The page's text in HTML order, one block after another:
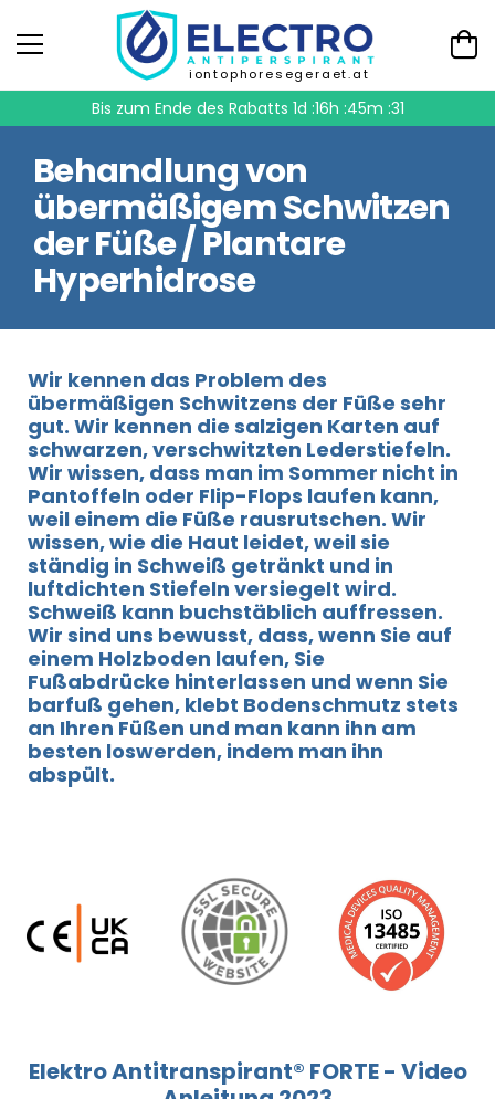
iontophoresegeraet.at
Bis zum Ende des Rabatts 1d :16h :45m :31
Behandlung von
übermäßigem Schwitzen
der Füße / Plantare
Hyperhidrose
Wir kennen das Problem des
übermäßigen Schwitzens der Füße sehr
gut. Wir kennen die salzigen Karten auf
schwarzen, verschwitzten Lederstiefeln.
Wir wissen, dass man im Sommer nicht in
Pantoffeln oder Flip-Flops laufen kann,
weil einem die Füße rausrutschen. Wir
wissen, wie die Haut leidet, weil sie
ständig in Schweiß getränkt und in
luftdichten Stiefeln versiegelt wird.
Schweiß kann buchstäblich auffressen.
Wir sind uns bewusst, dass, wenn Sie auf
einem Holzboden laufen, Sie
Fußabdrücke hinterlassen und wenn Sie
barfuß gehen, klebt Bodenschmutz stets
an Ihren Füßen und man kann ihn am
besten loswerden, indem man ihn
abspült.
Elektro Antitranspirant® FORTE - Video